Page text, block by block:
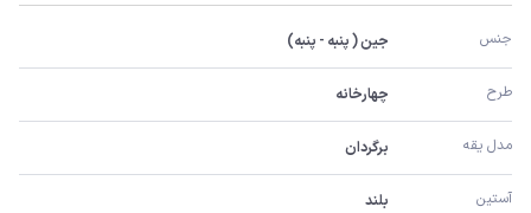
جنس جین ( پنبه - پنبه)
طرح چهارخانه
مدل یقه برگردان
آستین بلند